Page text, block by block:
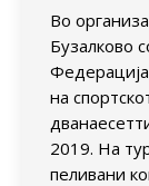
Во
Бузалково
на
2019. На
пеливани